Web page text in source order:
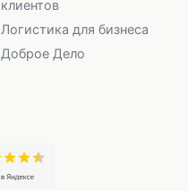
клиентов
Логистика для бизнеса
Доброе Дело